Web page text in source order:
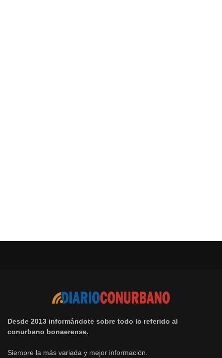
Desde 2013 informándote sobre todo lo referido al
conurbano bonaerense.
Siempre la más variada y mejor información.